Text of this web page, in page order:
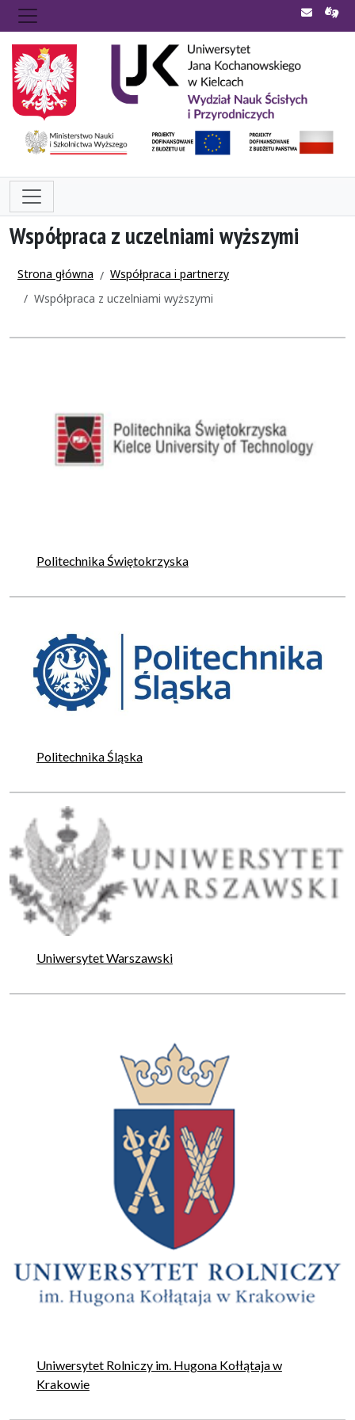
Współpraca z uczelniami wyższymi
Strona główna
Współpraca i partnerzy
Współpraca z uczelniami wyższymi
Politechnika Świętokrzyska
Politechnika Śląska
Uniwersytet Warszawski
Uniwersytet Rolniczy im. Hugona Kołłątaja w
Krakowie